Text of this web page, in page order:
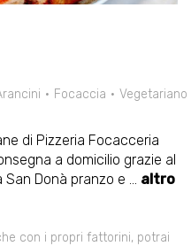
Focaccia
Vegetariano
di Pizzeria Focacceria
a domicilio grazie al
San Donà pranzo e ... altro
con i propri fattorini, potrai